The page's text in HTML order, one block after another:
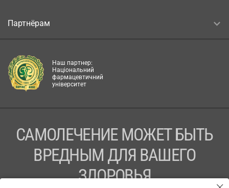
Партнёрам
Наш партнер:
Національний
фармацевтичний
університет
САМОЛЕЧЕНИЕ МОЖЕТ БЫТЬ
ВРЕДНЫМ ДЛЯ ВАШЕГО
ЗДОРОВЬЯ